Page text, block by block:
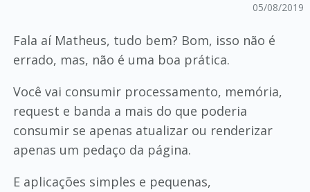
05/08/2019
Fala aí Matheus, tudo bem? Bom, isso não é
errado, mas, não é uma boa prática.
Você vai consumir processamento, memória,
request e banda a mais do que poderia
consumir se apenas atualizar ou renderizar
apenas um pedaço da página.
E aplicações simples e pequenas,